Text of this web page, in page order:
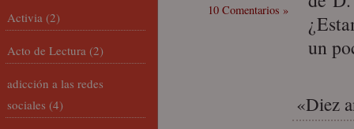
10 Comentarios »
un
«Diez
Activia (2)
Acto de Lectura (2)
adicción a las redes
sociales (4)